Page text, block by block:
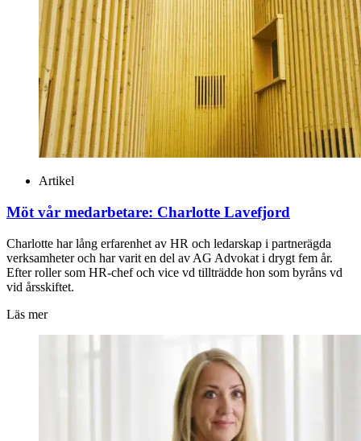
Artikel
Möt vår medarbetare: Charlotte Lavefjord
Charlotte har lång erfarenhet av HR och ledarskap i partnerägda
verksamheter och har varit en del av AG Advokat i drygt fem år.
Efter roller som HR-chef och vice vd tillträdde hon som byråns vd
vid årsskiftet.
Läs mer